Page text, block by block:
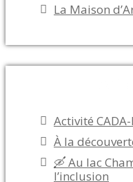
La Maison
Activité
À la
🛶 Au lac
l’inclusion